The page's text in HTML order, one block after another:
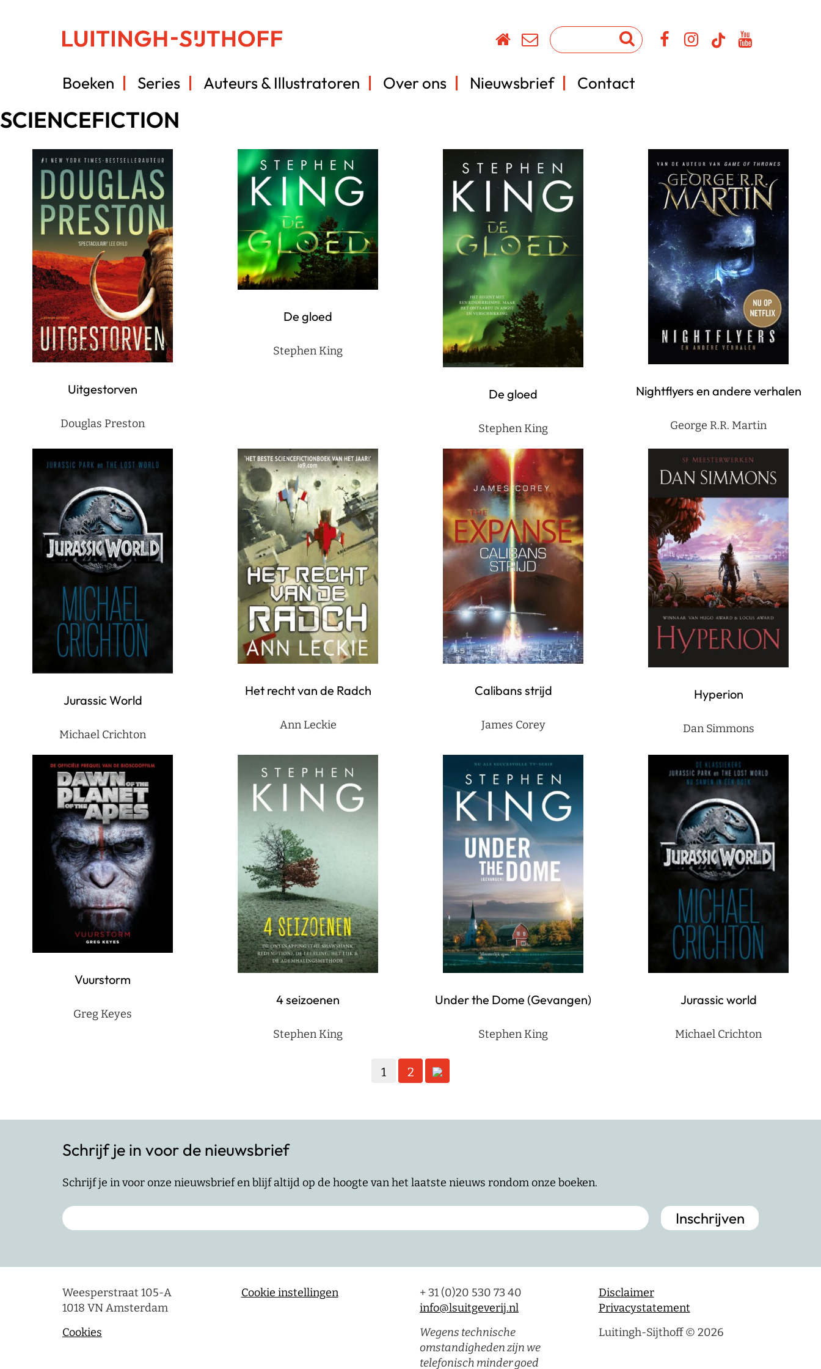
Boeken Series Auteurs & Illustratoren Over ons Nieuwsbrief Contact
SCIENCEFICTION
Uitgestorven
Douglas Preston
De gloed
Stephen King
De gloed
Stephen King
Nightflyers en andere verhalen
George R.R. Martin
Jurassic World
Michael Crichton
Het recht van de Radch
Ann Leckie
Calibans strijd
James Corey
Hyperion
Dan Simmons
Vuurstorm
Greg Keyes
4 seizoenen
Stephen King
Under the Dome (Gevangen)
Stephen King
Jurassic world
Michael Crichton
1 2
Schrijf je in voor de nieuwsbrief
Schrijf je in voor onze nieuwsbrief en blijf altijd op de hoogte van het laatste nieuws rondom onze boeken.
Weesperstraat 105-A
1018 VN Amsterdam
Cookies
Cookie instellingen
+ 31 (0)20 530 73 40
info@lsuitgeverij.nl
Wegens technische
omstandigheden zijn we
telefonisch minder goed
Disclaimer
Privacystatement
Luitingh-Sijthoff © 2026